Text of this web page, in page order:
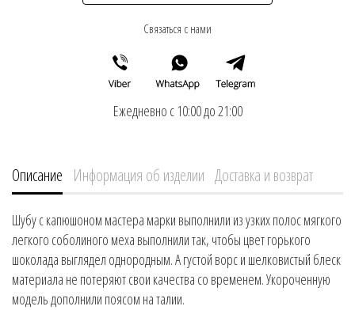
Связаться с нами
Ежедневно с 10:00 до 21:00
Описание Информация об изделии Доставка и возврат
Шубу с капюшоном мастера марки выполнили из узких полос мягкого
легкого соболиного меха выполнили так, чтобы цвет горького
шоколада выглядел однородным. А густой ворс и шелковистый блеск
материала не потеряют свои качества со временем. Укороченную
модель дополнили поясом на талии.